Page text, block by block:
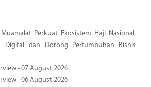
Perkuat Ekosistem Haji Nasional,
Digital dan Dorong Pertumbuhan Bisnis
- 07 August 2026
- 06 August 2026